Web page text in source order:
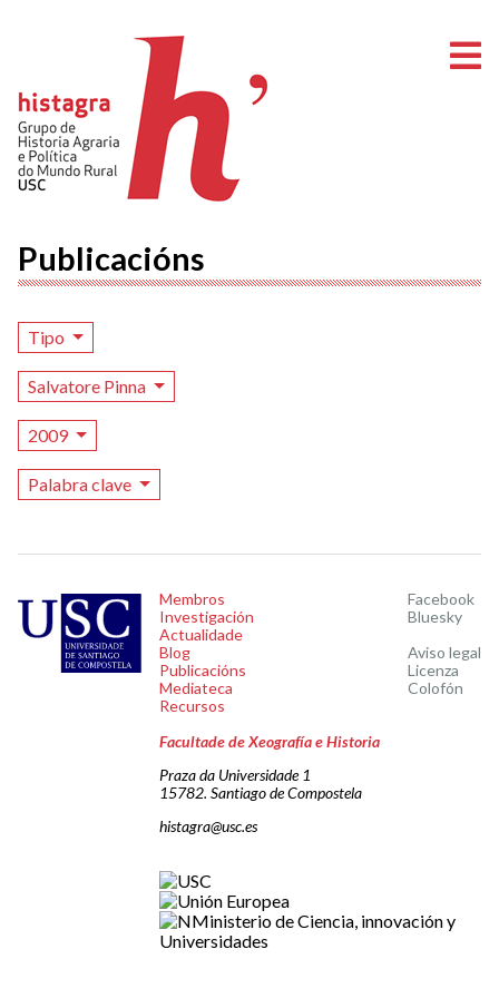
Publicacións
Tipo
Salvatore Pinna
2009
Palabra clave
Membros
Investigación
Actualidade
Blog
Publicacións
Mediateca
Recursos
Facebook
Bluesky
Aviso legal
Licenza
Colofón
Facultade de Xeografía e Historia
Praza da Universidade 1
15782. Santiago de Compostela
histagra@usc.es